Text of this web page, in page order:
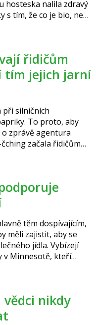
hosteska nalila zdravý
s tím, že co je bio, není
tím jejich jarní
při silničních
To proto, aby
zprávě agentura
začala řidičům
když jste
dodal.
těm dospívajícím,
měli zajistit, aby se
jídla. Vybízejí
v Minnesotě, kteří
velký vliv na
vhodného jídla.